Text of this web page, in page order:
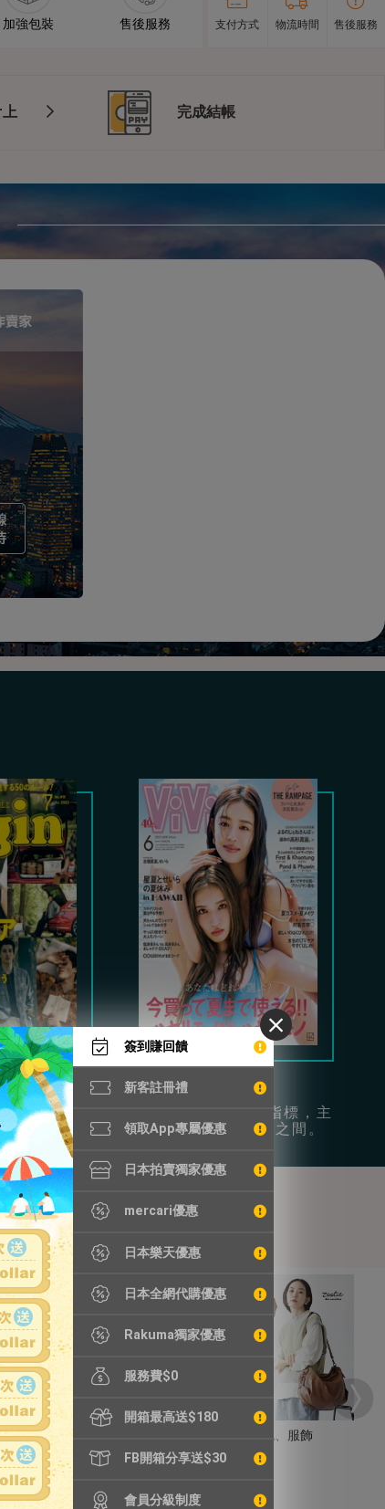
簽到賺回饋
新客註冊禮
領取App專屬優惠
日本拍賣獨家優惠
mercari優惠
日本樂天優惠
日本全網代購優惠
Rakuma獨家優惠
服務費$0
開箱最高送$180
FB開箱分享送$30
會員分級制度
加強包裝 售後服務 支付方式 物流時間 售後服務
完成結帳
日常休閒為
穿搭參考。
Vivi
年輕女性的流行指標，主
打可愛和成熟風之間。
手錶 包包、服飾